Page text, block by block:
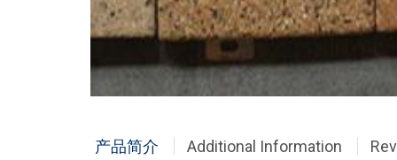
产品简介 Additional Information